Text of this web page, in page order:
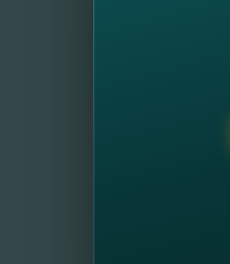
Nu te-ai găsit
câştiguri de
Află detalii
Pentru
Aducem